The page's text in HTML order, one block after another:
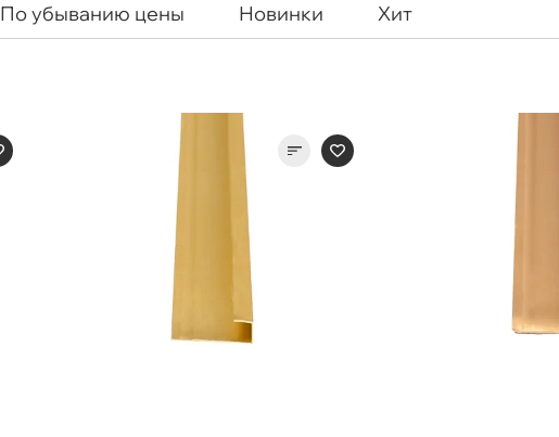
По убыванию цены Новинки Хит